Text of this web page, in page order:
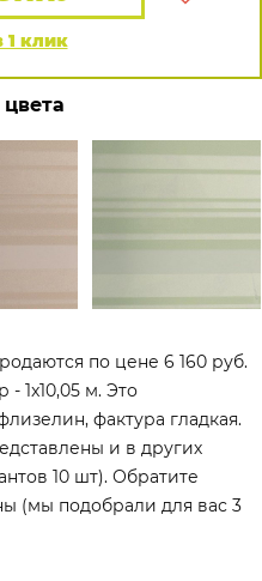
1 клик
по цене 6 160 руб.
1x10,05 м. Это
фактура гладкая.
и в других
10 шт). Обратите
(мы подобрали для вас 3